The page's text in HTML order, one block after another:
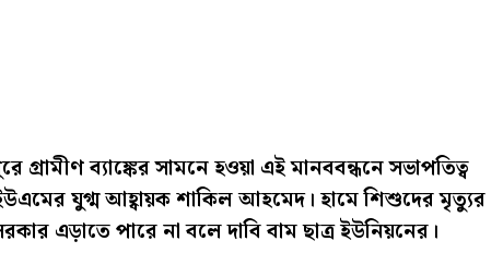
গ্রামীণ ব্যাঙ্কের সামনে হওয়া এই মানববন্ধনে সভাপতিত্ব
যুগ্ম আহ্বায়ক শাকিল আহমেদ। হামে শিশুদের মৃত্যুর
এড়াতে পারে না বলে দাবি বাম ছাত্র ইউনিয়নের।